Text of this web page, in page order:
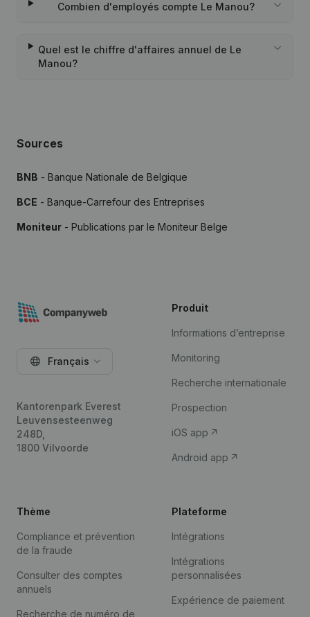
Combien d'employés compte Le Manou?
Quel est le chiffre d'affaires annuel de Le
Manou?
Sources
BNB - Banque Nationale de Belgique
BCE - Banque-Carrefour des Entreprises
Moniteur - Publications par le Moniteur Belge
Français
Kantorenpark Everest
Leuvensesteenweg
248D,
1800 Vilvoorde
Produit
Informations d’entreprise
Monitoring
Recherche internationale
Prospection
iOS app
Android app
Thème
Compliance et prévention
de la fraude
Consulter des comptes
annuels
Recherche de numéro de
Plateforme
Intégrations
Intégrations
personnalisées
Expérience de paiement